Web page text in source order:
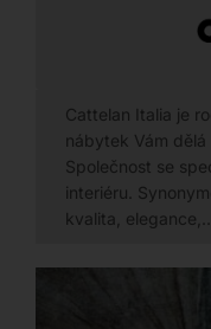
Cattelan Italia je
nábytek Vám dělá
Společnost se
interiéru.
kvalita,